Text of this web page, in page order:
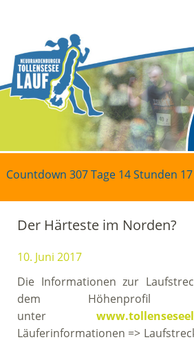
Countdown 307 Tage 14 Stunden
Der Härteste im Norden?
10. Juni 2017
Die Informationen zur
dem
unter
Läuferinformationen =>